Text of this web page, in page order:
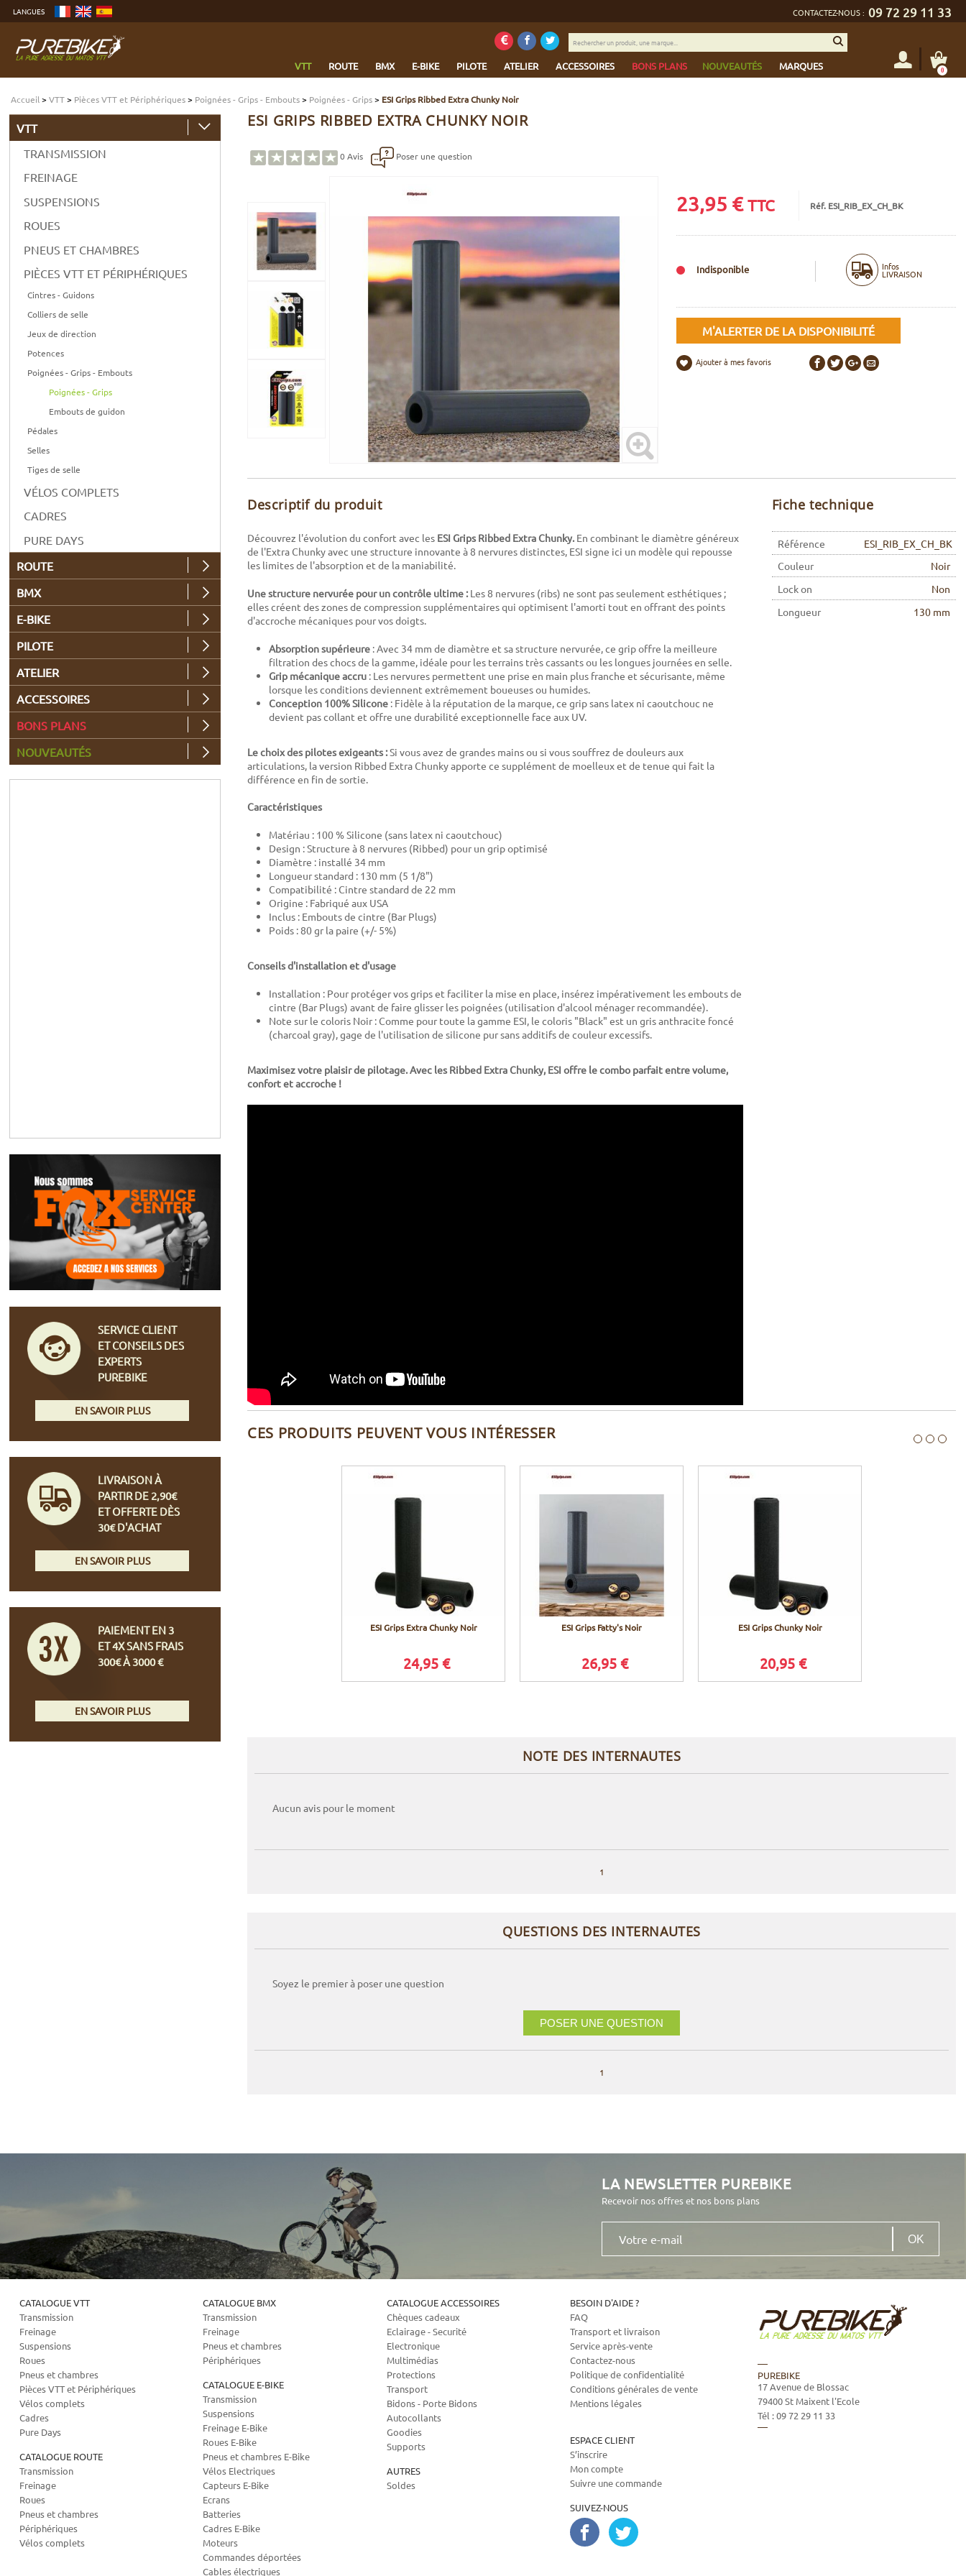
contenu
menu
Aller
CONTACTEZ-NOUS : 09 72 29 11 33
LANGUES
VTT ROUTE BMX E-BIKE PILOTE ATELIER ACCESSOIRES BONS PLANS NOUVEAUTÉS MARQUES
Rechercher
un
une
marque...
0
Accueil >VTT> Pièces VTT et Périphériques> Poignées - Grips - Embouts> Poignées - Grips> ESI Grips Ribbed Extra Chunky Noir
ESI GRIPS RIBBED EXTRA CHUNKY NOIR
0 Avis Poser une question
23,95 € TTC Réf. ESI_RIB_EX_CH_BK
Indisponible Infos
LIVRAISON
M'ALERTER DE LA DISPONIBILITÉ
Ajouter à mes favoris
Descriptif du produit
Découvrez l'évolution du confort avec les ESI Grips Ribbed Extra Chunky. En combinant le diamètre généreux
de l'Extra Chunky avec une structure innovante à 8 nervures distinctes, ESI signe ici un modèle qui repousse
les limites de l'absorption et de la maniabilité.
Une structure nervurée pour un contrôle ultime : Les 8 nervures (ribs) ne sont pas seulement esthétiques ;
elles créent des zones de compression supplémentaires qui optimisent l'amorti tout en offrant des points
d'accroche mécaniques pour vos doigts.
Absorption supérieure : Avec 34 mm de diamètre et sa structure nervurée, ce grip offre la meilleure
filtration des chocs de la gamme, idéale pour les terrains très cassants ou les longues journées en selle.
Grip mécanique accru : Les nervures permettent une prise en main plus franche et sécurisante, même
lorsque les conditions deviennent extrêmement boueuses ou humides.
Conception 100% Silicone : Fidèle à la réputation de la marque, ce grip sans latex ni caoutchouc ne
devient pas collant et offre une durabilité exceptionnelle face aux UV.
Le choix des pilotes exigeants :Si vous avez de grandes mains ou si vous souffrez de douleurs aux
articulations, la version Ribbed Extra Chunky apporte ce supplément de moelleux et de tenue qui fait la
différence en fin de sortie.
Caractéristiques
Matériau : 100 % Silicone (sans latex ni caoutchouc)
Design : Structure à 8 nervures (Ribbed) pour un grip optimisé
Diamètre : installé 34 mm
Longueur standard : 130 mm (5 1/8")
Compatibilité : Cintre standard de 22 mm
Origine : Fabriqué aux USA
Inclus : Embouts de cintre (Bar Plugs)
Poids : 80 gr la paire (+/- 5%)
Conseils d'installation et d'usage
Installation : Pour protéger vos grips et faciliter la mise en place, insérez impérativement les embouts de
cintre (Bar Plugs) avant de faire glisser les poignées (utilisation d'alcool ménager recommandée).
Note sur le coloris Noir : Comme pour toute la gamme ESI, le coloris "Black" est un gris anthracite foncé
(charcoal gray), gage de l'utilisation de silicone pur sans additifs de couleur excessifs.
Maximisez votre plaisir de pilotage. Avec les Ribbed Extra Chunky, ESI offre le combo parfait entre volume,
confort et accroche !
Fiche technique
Référence
ESI_RIB_EX_CH_BK
Couleur
Noir
Lock on
Non
Longueur
130 mm
CES PRODUITS PEUVENT VOUS INTÉRESSER
ESI Grips Extra Chunky Noir
24,95 €
ESI Grips Fatty's Noir
26,95 €
ESI Grips Chunky Noir
20,95 €
NOTE DES INTERNAUTES
Aucun avis pour le moment
1
QUESTIONS DES INTERNAUTES
Soyez le premier à poser une question
POSER UNE QUESTION
1
VTT
TRANSMISSION
FREINAGE
SUSPENSIONS
ROUES
PNEUS ET CHAMBRES
PIÈCES VTT ET PÉRIPHÉRIQUES
Cintres - Guidons
Colliers de selle
Jeux de direction
Potences
Poignées - Grips - Embouts
Poignées - Grips
Embouts de guidon
Pédales
Selles
Tiges de selle
VÉLOS COMPLETS
CADRES
PURE DAYS
ROUTE
BMX
E-BIKE
PILOTE
ATELIER
ACCESSOIRES
BONS PLANS
NOUVEAUTÉS
SERVICE CLIENT
ET CONSEILS DES
EXPERTS
PUREBIKE
EN SAVOIR PLUS
LIVRAISON À
PARTIR DE 2,90€
ET OFFERTE DÈS
30€ D'ACHAT
EN SAVOIR PLUS
PAIEMENT EN 3
ET 4X SANS FRAIS
300€ À 3000 €
EN SAVOIR PLUS
LA NEWSLETTER PUREBIKE
Recevoir nos offres et nos bons plans
Votre
mail
CATALOGUE VTT
Transmission
Freinage
Suspensions
Roues
Pneus et chambres
Pièces VTT et Périphériques
Vélos complets
Cadres
Pure Days
CATALOGUE ROUTE
Transmission
Freinage
Roues
Pneus et chambres
Périphériques
Vélos complets
CATALOGUE BMX
Transmission
Freinage
Pneus et chambres
Périphériques
CATALOGUE E-BIKE
Transmission
Suspensions
Freinage E-Bike
Roues E-Bike
Pneus et chambres E-Bike
Vélos Electriques
Capteurs E-Bike
Ecrans
Batteries
Cadres E-Bike
Moteurs
Commandes déportées
Cables électriques
CATALOGUE ACCESSOIRES
Chèques cadeaux
Eclairage - Securité
Electronique
Multimédias
Protections
Transport
Bidons - Porte Bidons
Autocollants
Goodies
Supports
AUTRES
Soldes
BESOIN D'AIDE ?
FAQ
Transport et livraison
Service après-vente
Contactez-nous
Politique de confidentialité
Conditions générales de vente
Mentions légales
ESPACE CLIENT
S’inscrire
Mon compte
Suivre une commande
SUIVEZ-NOUS
PUREBIKE
17 Avenue de Blossac
79400St Maixent l'Ecole
Tél :09 72 29 11 33